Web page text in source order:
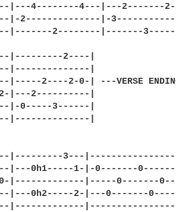
|---4--------4---|---2-------
|-2--------------|-
|-------2--------|-------
|---------2----|
|--------------|
2----2-0-| ---VERSE
|---2----------|
|-0-----3------|
|--------------|
|---------3---
|---0h1-----1-|-0-------
|-------------|-----0-------
|---0h2-----2-|---0-------
|-------------